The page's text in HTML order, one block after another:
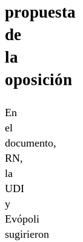
propuesta
de
la
oposición
En
el
documento,
RN,
la
UDI
y
Evópoli
sugirieron